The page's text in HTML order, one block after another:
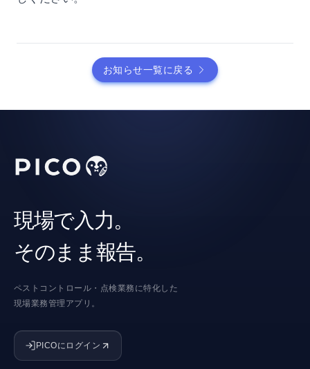
お知らせ一覧に戻る
現場で入力。
そのまま報告。
ペストコントロール・点検業務に特化した
現場業務管理アプリ。
PICOにログイン